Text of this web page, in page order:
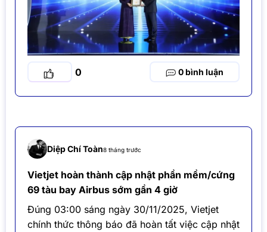
0 0
Diệp Chí Toàn8 tháng trước
Vietjet hoàn thành cập nhật phần mềm/cứng
69 tàu bay Airbus sớm gần 4 giờ
Đúng 03:00 sáng ngày 30/11/2025, Vietjet
chính thức thông báo đã hoàn tất việc cập nhật